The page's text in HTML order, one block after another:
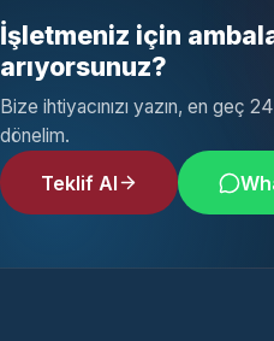
İşletmeniz için
arıyorsunuz?
Bize ihtiyacınızı yazın, en geç
dönelim.
Teklif Al